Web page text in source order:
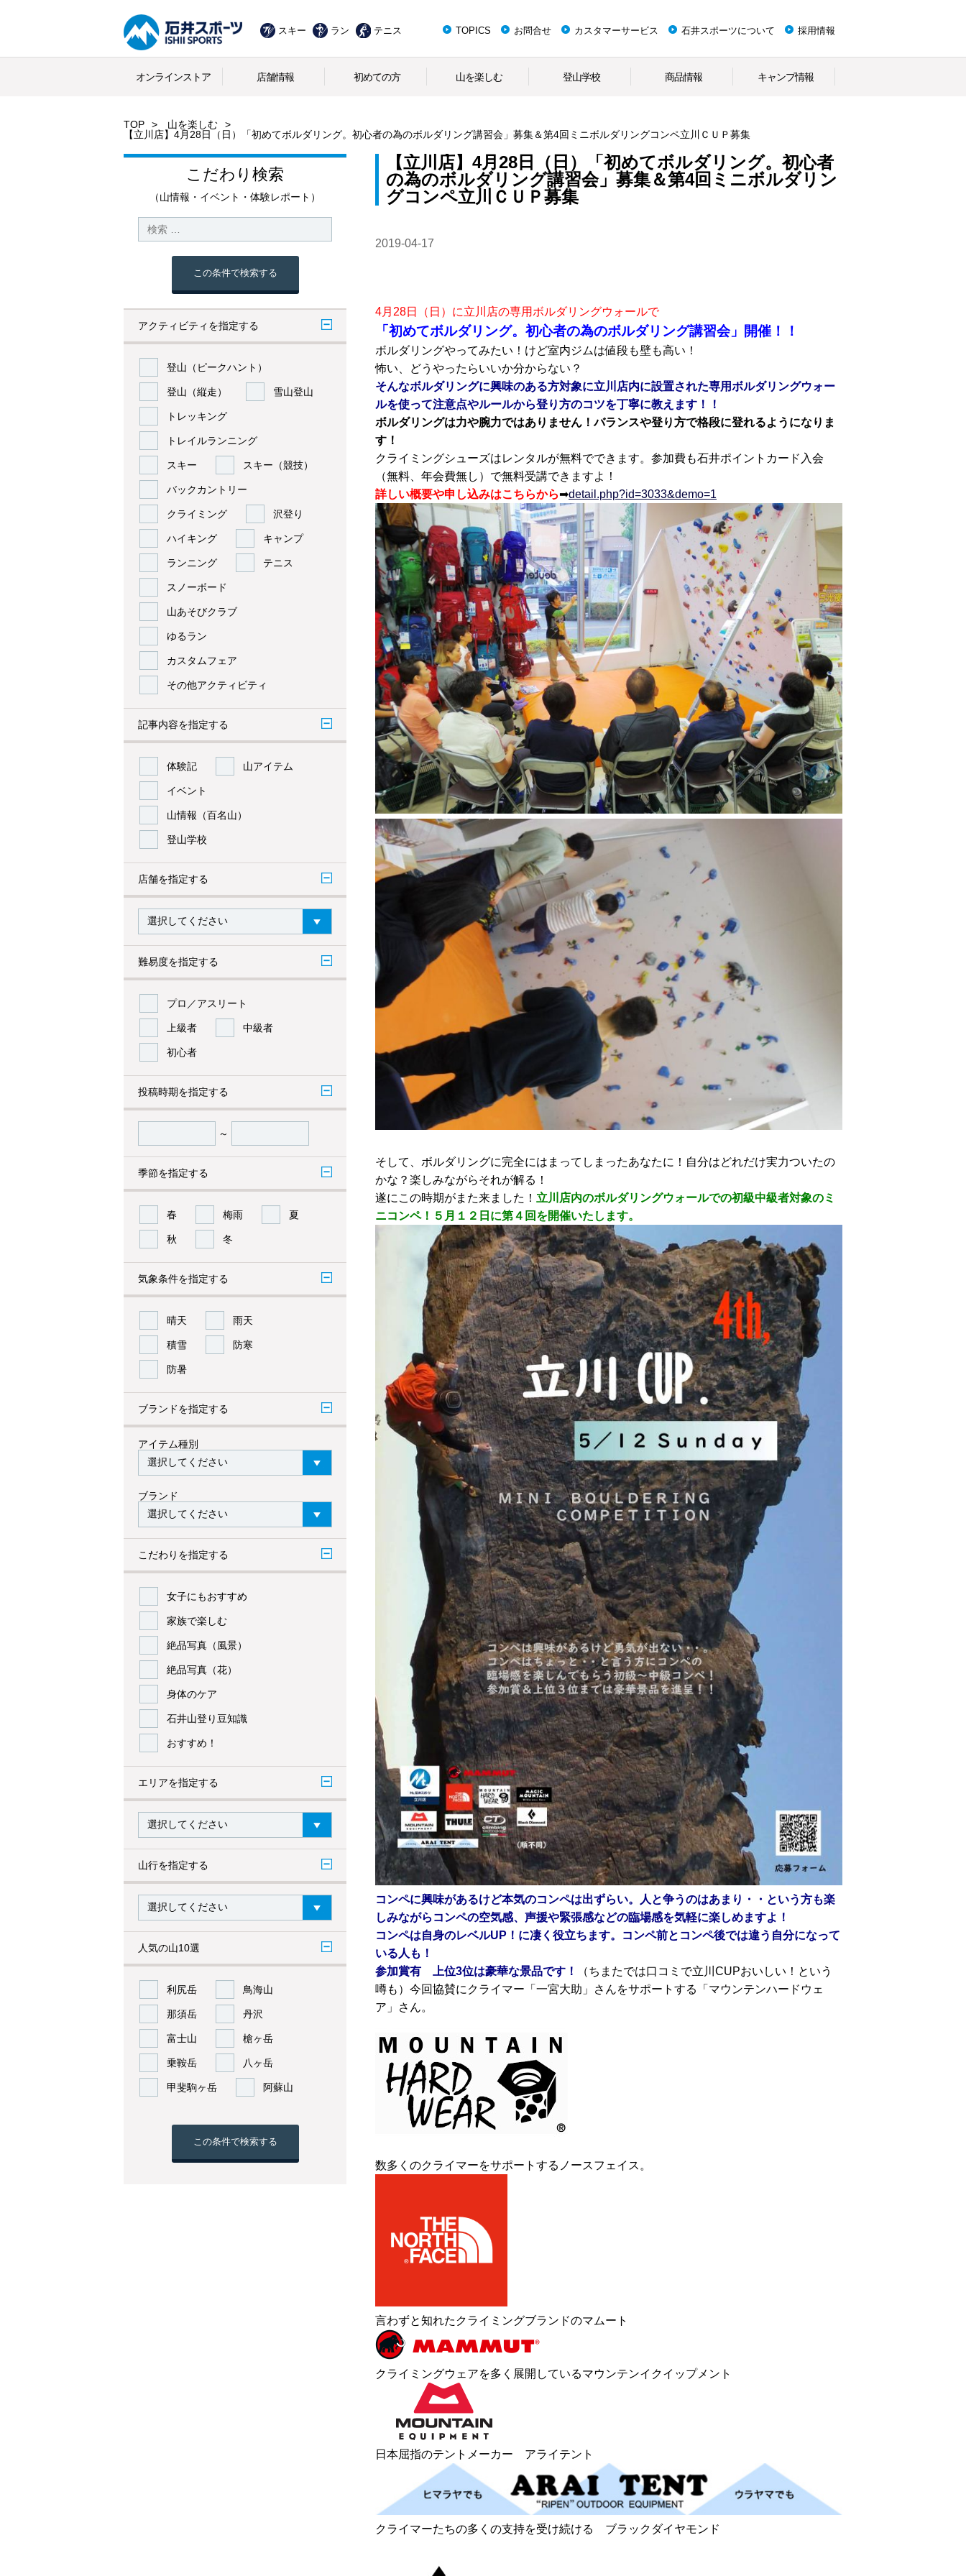
スキー ラン テニス TOPICS お問合せ カスタマーサービス 石井スポーツについて 採用情報
オンラインストア 店舗情報 初めての方 山を楽しむ 登山学校 商品情報 キャンプ情報
TOP
山を楽しむ
【立川店】4月28日（日）「初めてボルダリング。初心者の為のボルダリング講習会」募集＆第4回ミニボルダリングコンペ立川ＣＵＰ募集
こだわり検索
（山情報・イベント・体験レポート）
この条件で検索する
アクティビティを指定する
登山（ピークハント）
登山（縦走） 雪山登山
トレッキング
トレイルランニング
スキー スキー（競技）
バックカントリー
クライミング 沢登り
ハイキング キャンプ
ランニング テニス
スノーボード
山あそびクラブ
ゆるラン
カスタムフェア
その他アクティビティ
記事内容を指定する
体験記 山アイテム
イベント
山情報（百名山）
登山学校
店舗を指定する
難易度を指定する
プロ／アスリート
上級者 中級者
初心者
投稿時期を指定する
～
季節を指定する
春 梅雨 夏
秋 冬
気象条件を指定する
晴天 雨天
積雪 防寒
防暑
ブランドを指定する
アイテム種別
ブランド
こだわりを指定する
女子にもおすすめ
家族で楽しむ
絶品写真（風景）
絶品写真（花）
身体のケア
石井山登り豆知識
おすすめ！
エリアを指定する
山行を指定する
人気の山10選
利尻岳 鳥海山
那須岳 丹沢
富士山 槍ヶ岳
乗鞍岳 八ヶ岳
甲斐駒ヶ岳 阿蘇山
この条件で検索する
【立川店】4月28日（日）「初めてボルダリング。初心者
の為のボルダリング講習会」募集＆第4回ミニボルダリン
グコンペ立川ＣＵＰ募集
2019-04-17
4月28日（日）に立川店の専用ボルダリングウォールで
「初めてボルダリング。初心者の為のボルダリング講習会」開催！！
ボルダリングやってみたい！けど室内ジムは値段も壁も高い！
怖い、どうやったらいいか分からない？
そんなボルダリングに興味のある方対象に立川店内に設置された専用ボルダリングウォー
ルを使って注意点やルールから登り方のコツを丁寧に教えます！！
ボルダリングは力や腕力ではありません！バランスや登り方で格段に登れるようになりま
す！
クライミングシューズはレンタルが無料でできます。参加費も石井ポイントカード入会
（無料、年会費無し）で無料受講できますよ！
詳しい概要や申し込みはこちらから➡detail.php?id=3033&demo=1
そして、ボルダリングに完全にはまってしまったあなたに！自分はどれだけ実力ついたの
かな？楽しみながらそれが解る！
遂にこの時期がまた来ました！ 立川店内のボルダリングウォールでの初級中級者対象のミ
ニコンペ！５月１２日に第４回を開催いたします。
コンペに興味があるけど本気のコンペは出ずらい。人と争うのはあまり・・という方も楽
しみながらコンペの空気感、声援や緊張感などの臨場感を気軽に楽しめますよ！
コンペは自身のレベルUP！に凄く役立ちます。コンペ前とコンペ後では違う自分になって
いる人も！
参加賞有 上位3位は豪華な景品です！
（ちまたでは口コミで立川CUPおいしい！という
噂も）今回協賛にクライマー「一宮大助」さんをサポートする「マウンテンハードウェ
ア」さん。
数多くのクライマーをサポートするノースフェイス。
言わずと知れたクライミングブランドのマムート
クライミングウェアを多く展開しているマウンテンイクイップメント
日本屈指のテントメーカー アライテント
クライマーたちの多くの支持を受け続ける ブラックダイヤモンド